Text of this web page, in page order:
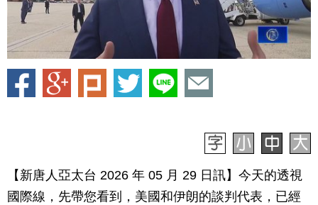
【新唐人亞太台 2026 年 05 月 29 日訊】今天的透視
國際線，先帶您看到，美國和伊朗的談判代表，已經